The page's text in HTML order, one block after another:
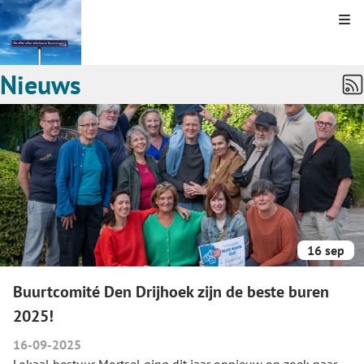
Nieuws
16 sep
Buurtcomité Den Drijhoek zijn de beste buren
2025!
16-09-2025